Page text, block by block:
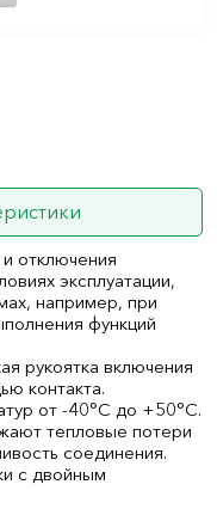
отключения
эксплуатации,
например, при
функций
рукоятка включения
контакта.
от -40°С до +50°С.
тепловые потери
соединения.
с двойным